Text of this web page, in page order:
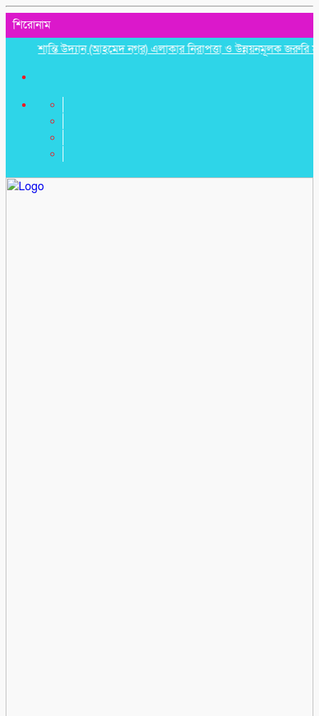
শিরোনাম
শান্তি উদ্যান (আহমেদ নগর) এলাকার নিরাপত্তা ও উন্নয়নমূলক জরুরি সভা